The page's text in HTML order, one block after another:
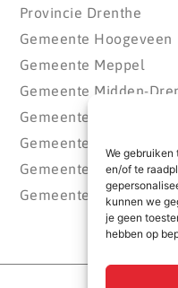
We
en/of te
kunnen we
je geen
hebben op
Provincie Drenthe
Gemeente Hoogeveen
Gemeente Meppel
Gemeente Midden-
Gemeente Noordenveld
Gemeente
Gemeente
Gemeente